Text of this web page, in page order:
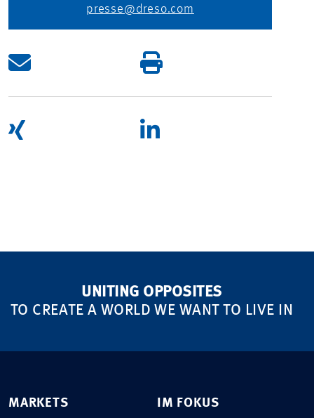
presse@dreso.com
UNITING OPPOSITES
TO CREATE A WORLD WE WANT TO LIVE IN
MARKETS IM FOKUS